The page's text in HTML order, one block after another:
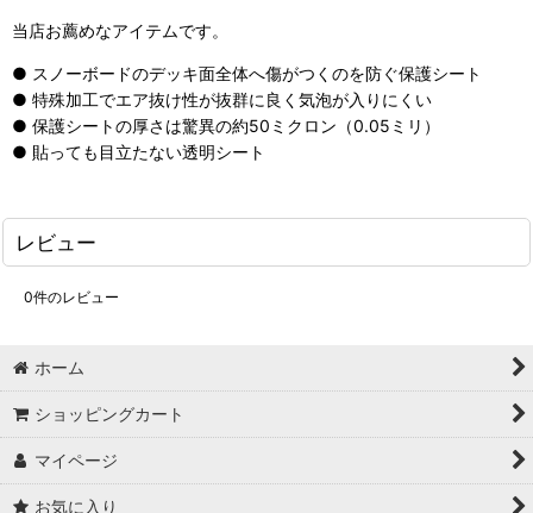
当店お薦めなアイテムです。
● スノーボードのデッキ面全体へ傷がつくのを防ぐ保護シート
● 特殊加工でエア抜け性が抜群に良く気泡が入りにくい
● 保護シートの厚さは驚異の約50ミクロン（0.05ミリ）
● 貼っても目立たない透明シート
レビュー
0件のレビュー
ホーム
ショッピングカート
マイページ
お気に入り